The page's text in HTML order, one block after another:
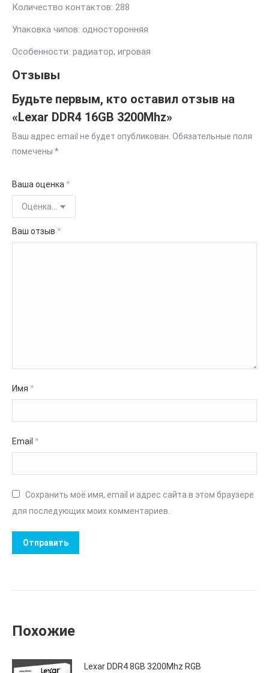
Количество контактов: 288
Упаковка чипов: односторонняя
Особенности: радиатор, игровая
Отзывы
Будьте первым, кто оставил отзыв на
«Lexar DDR4 16GB 3200Mhz»
Ваш адрес email не будет опубликован. Обязательные поля
помечены *
Ваша оценка *
Ваш отзыв *
Имя *
Email *
Сохранить моё имя, email и адрес сайта в этом браузере
для последующих моих комментариев.
Похожие
Lexar DDR4 8GB 3200Mhz RGB